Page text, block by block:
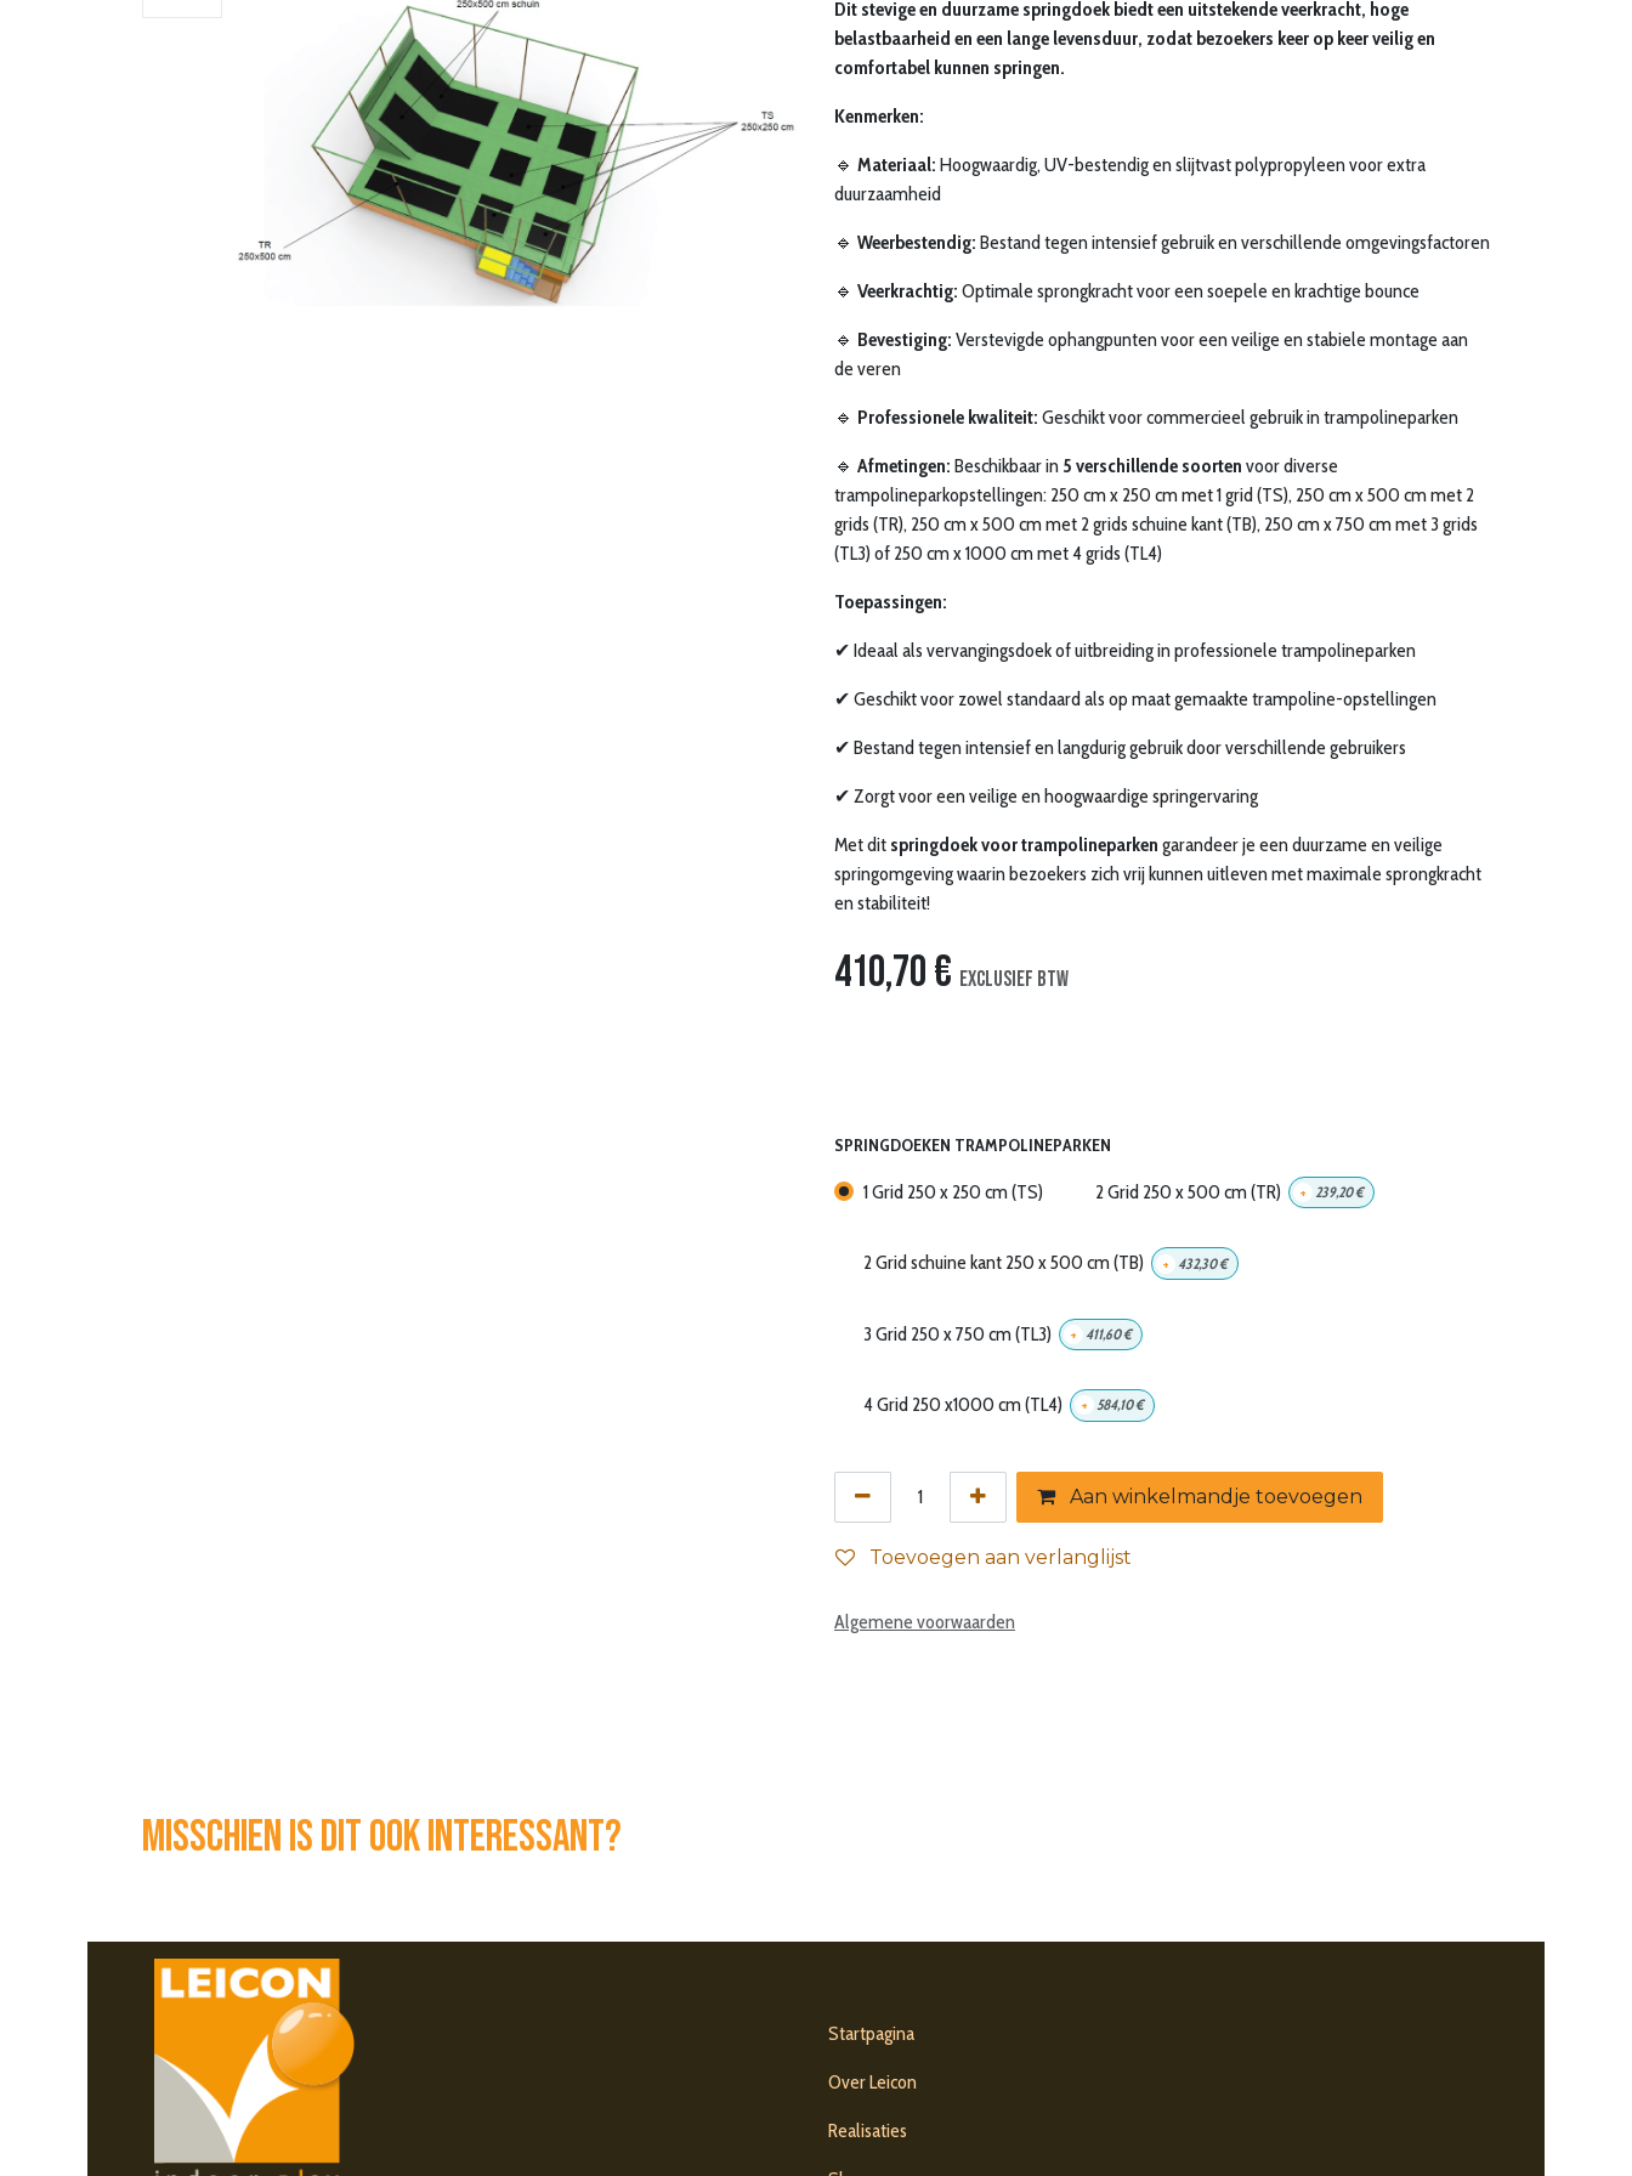
Dit stevige en duurzame springdoek biedt een uitstekende veerkracht, hoge
belastbaarheid en een lange levensduur, zodat bezoekers keer op keer veilig en
comfortabel kunnen springen.
Kenmerken:
🔹 Materiaal: Hoogwaardig, UV-bestendig en slijtvast polypropyleen voor extra
duurzaamheid
🔹 Weerbestendig: Bestand tegen intensief gebruik en verschillende omgevingsfactoren
🔹 Veerkrachtig: Optimale sprongkracht voor een soepele en krachtige bounce
🔹 Bevestiging: Verstevigde ophangpunten voor een veilige en stabiele montage aan
de veren
🔹 Professionele kwaliteit: Geschikt voor commercieel gebruik in trampolineparken
🔹 Afmetingen: Beschikbaar in 5 verschillende soorten voor diverse
trampolineparkopstellingen: 250 cm x 250 cm met 1 grid (TS), 250 cm x 500 cm met 2
grids (TR), 250 cm x 500 cm met 2 grids schuine kant (TB), 250 cm x 750 cm met 3 grids
(TL3) of 250 cm x 1000 cm met 4 grids (TL4)
Toepassingen:
✔ Ideaal als vervangingsdoek of uitbreiding in professionele trampolineparken
✔ Geschikt voor zowel standaard als op maat gemaakte trampoline-opstellingen
✔ Bestand tegen intensief en langdurig gebruik door verschillende gebruikers
✔ Zorgt voor een veilige en hoogwaardige springervaring
Met dit springdoek voor trampolineparken garandeer je een duurzame en veilige
springomgeving waarin bezoekers zich vrij kunnen uitleven met maximale sprongkracht
en stabiliteit!
410,70€ Exclusief btw
SPRINGDOEKEN TRAMPOLINEPARKEN
1 Grid 250 x 250 cm (TS) 2 Grid 250 x 500 cm (TR) + 239,20€
2 Grid schuine kant 250 x 500 cm (TB) + 432,30€
3 Grid 250 x 750 cm (TL3) + 411,60€
4 Grid 250 x1000 cm (TL4) + 584,10€
Aan winkelmandje toevoegen
Toevoegen aan verlanglijst
Algemene voorwaarden
Misschien is dit ook interessant?
Startpagina
Over Leicon
Realisaties